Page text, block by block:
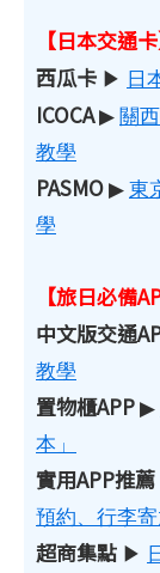
【日本交通卡
西瓜卡 ▶ 日
ICOCA▶關
教學
PASMO▶東
學
【旅日必備
中文版交通
教學
置物櫃APP▶
本」
實用APP推薦
預約、行李
超商集點 ▶